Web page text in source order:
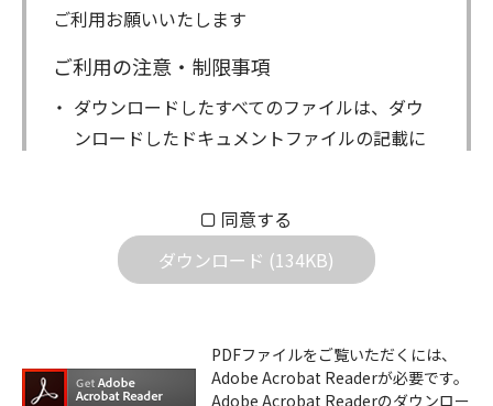
ご利用お願いいたします
ご利用の注意・制限事項
ダウンロードしたすべてのファイルは、ダウ
ンロードしたドキュメントファイルの記載に
社は一切の責任を負いません。また、ファイ
ルの内容などの変更は一切行わないでくださ
機器のコントロールコマンドの仕様書、およ
同意する
ダウンロード (134KB)
PDFファイルをご覧いただくには、
Adobe Acrobat Readerが必要です。
Adobe Acrobat Readerのダウンロー